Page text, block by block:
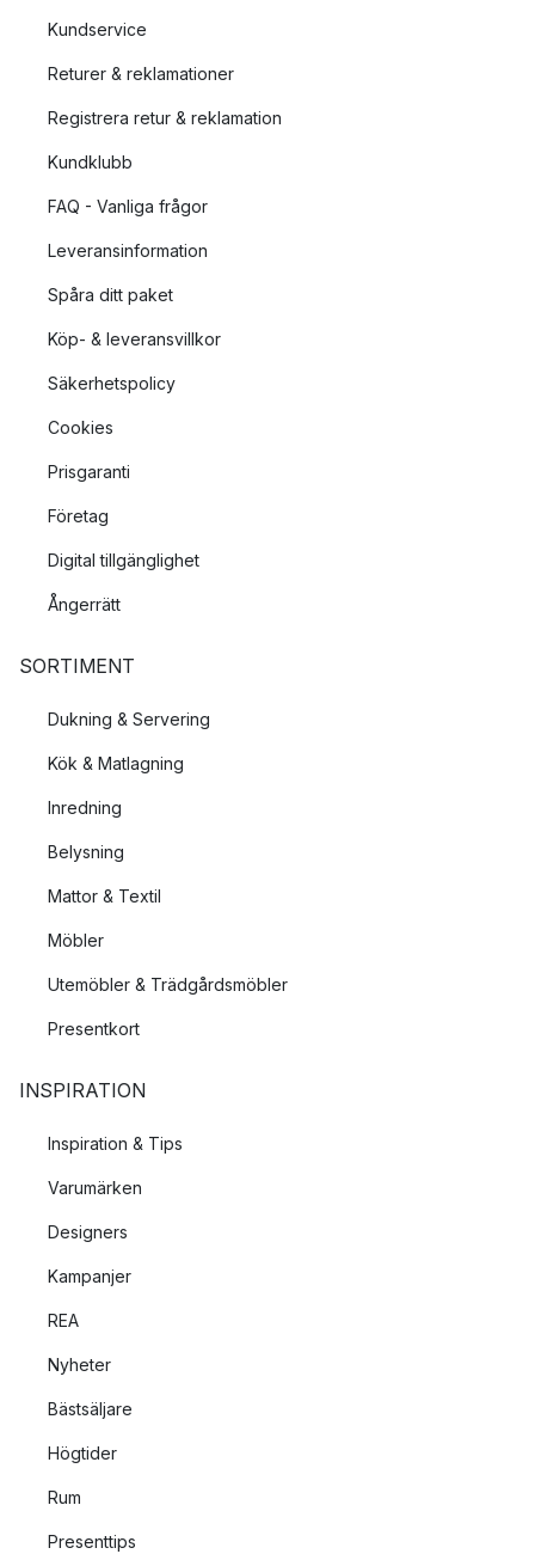
Kundservice
Returer & reklamationer
Registrera retur & reklamation
Kundklubb
FAQ - Vanliga frågor
Leveransinformation
Spåra ditt paket
Köp- & leveransvillkor
Säkerhetspolicy
Cookies
Prisgaranti
Företag
Digital tillgänglighet
Ångerrätt
SORTIMENT
Dukning & Servering
Kök & Matlagning
Inredning
Belysning
Mattor & Textil
Möbler
Utemöbler & Trädgårdsmöbler
Presentkort
INSPIRATION
Inspiration & Tips
Varumärken
Designers
Kampanjer
REA
Nyheter
Bästsäljare
Högtider
Rum
Presenttips